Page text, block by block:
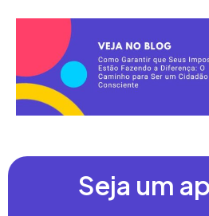
Seja um